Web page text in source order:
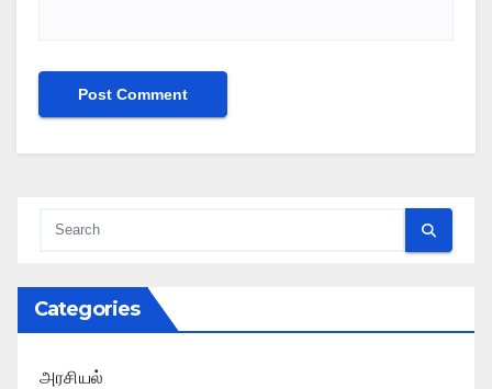
Categories
அரசியல்